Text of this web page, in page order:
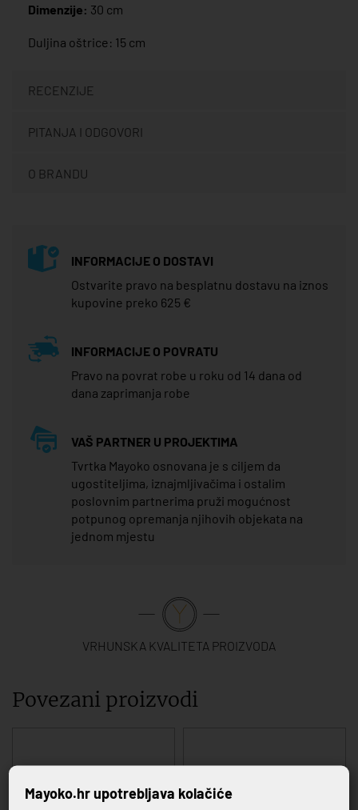
Dimenzije: 30 cm
Duljina oštrice: 15 cm
RECENZIJE
PITANJA I ODGOVORI
O BRANDU
INFORMACIJE O DOSTAVI
Ostvarite pravo na besplatnu dostavu na iznos
kupovine preko 625 €
INFORMACIJE O POVRATU
Pravo na povrat robe u roku od 14 dana od
dana zaprimanja robe
VAŠ PARTNER U PROJEKTIMA
Tvrtka Mayoko osnovana je s ciljem da
ugostiteljima, iznajmljivačima i ostalim
poslovnim partnerima pruži mogućnost
potpunog opremanja njihovih objekata na
jednom mjestu
VRHUNSKA KVALITETA PROIZVODA
Povezani proizvodi
Mayoko.hr upotrebljava kolačiće